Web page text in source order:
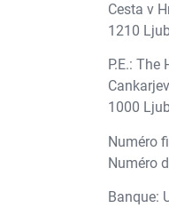
Cesta v
1210
P.E.: The
1000
Numéro
Numéro
Banque: